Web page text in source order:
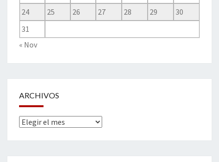
24
25 26 27 28 29
30
31
« Nov
ARCHIVOS
Archivos